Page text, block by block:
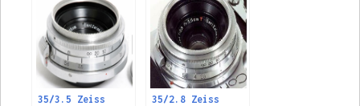
35/3.5 Zeiss
35/2.8 Zeiss